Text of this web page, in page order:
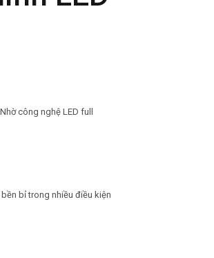
công nghệ LED full
bỉ trong nhiều điều kiện